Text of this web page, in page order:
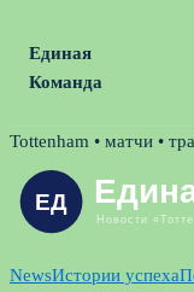
Единая
Команда
Skip
content
Tottenham • матчи •
NewsИстории успеха